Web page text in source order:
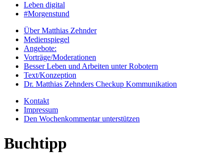
Leben digital
#Morgenstund
Über Matthias Zehnder
Medienspiegel
Angebote:
Vorträge/Moderationen
Besser Leben und Arbeiten unter Robotern
Text/Konzeption
Dr. Matthias Zehnders Checkup Kommunikation
Kontakt
Impressum
Den Wochenkommentar unterstützen
Buchtipp